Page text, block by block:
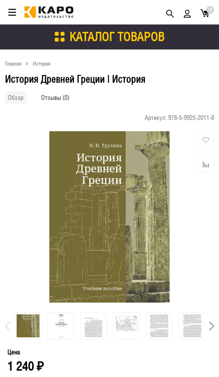
КАТАЛОГ ТОВАРОВ
0
Главная История
История Древней Греции | История
Обзор Отзывы (0)
Артикул: 978-5-9925-2011-8
Цена
1 240 ₽